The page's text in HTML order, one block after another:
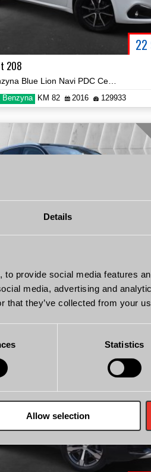
Details
provide social media features
media, advertising and
that they’ve collected from your
Statistics
Allow selection
22
208
Benzyna KM 82 2016 129933
2.0 TDI Quattro Automat S-Tronic Navi Kamera Prezentacja Video!